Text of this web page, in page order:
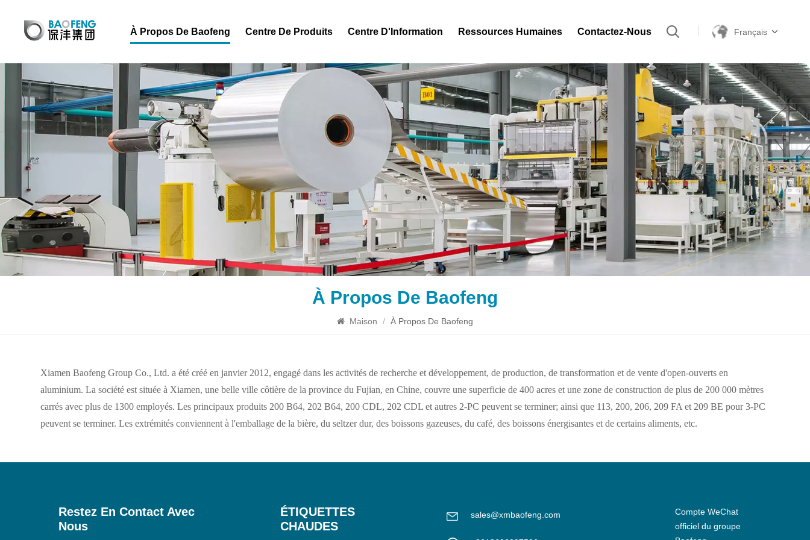
À Propos De Baofeng Centre De Produits Centre D'Information Ressources Humaines Contactez-Nous Français
À Propos De Baofeng
Maison / À Propos De Baofeng
Xiamen Baofeng Group Co., Ltd. a été créé en janvier 2012, engagé dans les activités de recherche et développement, de production, de transformation et de vente d'open-ouverts en
aluminium. La société est située à Xiamen, une belle ville côtière de la province du Fujian, en Chine, couvre une superficie de 400 acres et une zone de construction de plus de 200 000 mètres
carrés avec plus de 1300 employés. Les principaux produits 200 B64, 202 B64, 200 CDL, 202 CDL et autres 2-PC peuvent se terminer; ainsi que 113, 200, 206, 209 FA et 209 BE pour 3-PC
peuvent se terminer. Les extrémités conviennent à l'emballage de la bière, du seltzer dur, des boissons gazeuses, du café, des boissons énergisantes et de certains aliments, etc.
Restez En Contact Avec
Nous
ÉTIQUETTES
CHAUDES
sales@xmbaofeng.com
Compte WeChat
officiel du groupe